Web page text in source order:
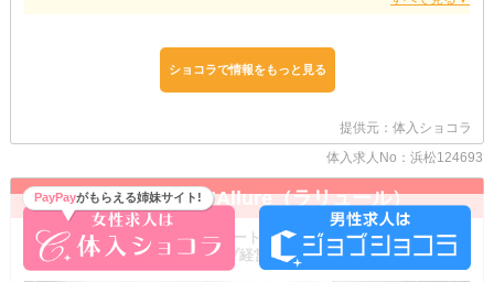
働いたその日のうちにお給料を受け取れるから、急な出費があって
も安心してお買い物できるんです♪
ナイトワークの経験がある子は、これまでの実績やスキルに応じて
など、面接時に働き方の要望をお聞かせくださいね♪
□ 新生活を始めたいなら □
寮を完備しているため、一人暮らしを始めたい子にもおすすめです
よ！
面倒な手続きはパパッと済ませて、快適に新しい環境に飛び込みま
ショコラで情報をもっと見る
提供元：体入ショコラ
体入求人No：浜松124693
Executive Lounge L’Allure（ラリュール）
在籍キャストの9割が未経験スタート！ ＼ご応募は24時間受付中／
サポート体制抜群！大手グループ経営店◎
PayPayがもらえる姉妹サイト!